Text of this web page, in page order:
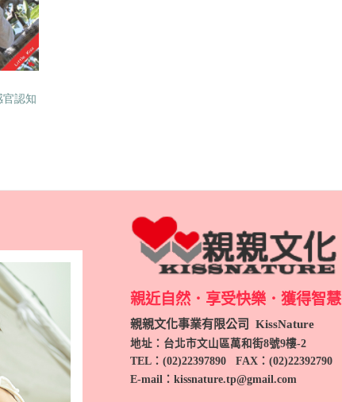
官認知
親近自然．享受快樂．獲得智慧
親親文化事業有限公司 KissNature
地址：台北市文山區萬和街8號9樓-2
TEL ：(02)22397890 FAX：(02)22392790
E-mail：kissnature.tp@gmail.com